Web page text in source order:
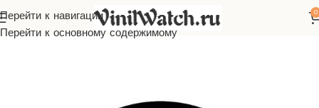
Перейти к навигации
Перейти к основному содержимому
0
Главная Часы из виниловой пластинки Спорт